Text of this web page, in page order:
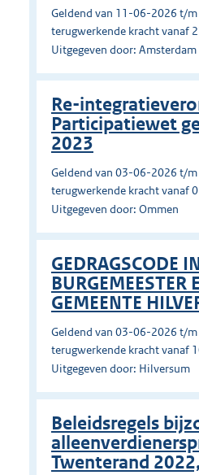
Geldend van 11-06-2026 t/
terugwerkende kracht vanaf
Uitgegeven door: Amsterdam
Re-
Participatiewet
2023
Geldend van 03-06-2026 t/
terugwerkende kracht vanaf
Uitgegeven door: Ommen
GEDRAGSCODE
BURGEMEESTER
GEMEENTE
Geldend van 03-06-2026 t/
terugwerkende kracht vanaf
Uitgegeven door: Hilversum
Beleidsregels
Twenterand